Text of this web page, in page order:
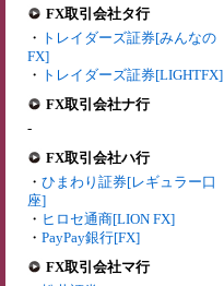
FX取引会社タ行
・ トレイダーズ証券[みんなの
FX]
・ トレイダーズ証券[LIGHTFX]
FX取引会社ナ行
-
FX取引会社ハ行
・ ひまわり証券[レギュラー口
座]
・ ヒロセ通商[LION FX]
・ PayPay銀行[FX]
FX取引会社マ行